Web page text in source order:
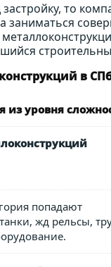
то
заниматься
в
из уровня
попадают
жд рельсы,